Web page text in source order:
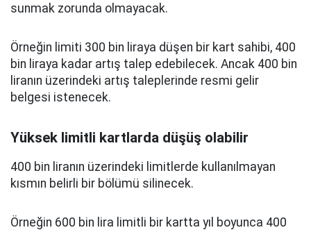
sunmak zorunda olmayacak.
Örneğin limiti 300 bin liraya düşen bir kart sahibi, 400
bin liraya kadar artış talep edebilecek. Ancak 400 bin
liranın üzerindeki artış taleplerinde resmi gelir
belgesi istenecek.
Yüksek limitli kartlarda düşüş olabilir
400 bin liranın üzerindeki limitlerde kullanılmayan
kısmın belirli bir bölümü silinecek.
Örneğin 600 bin lira limitli bir kartta yıl boyunca 400